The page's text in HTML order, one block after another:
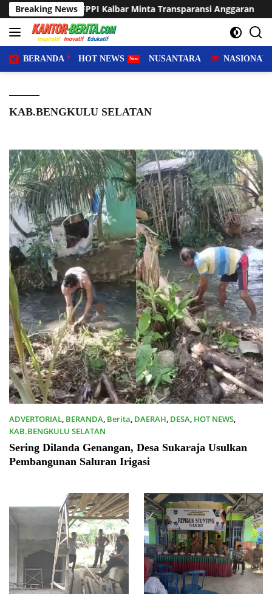
Langsung
ke
konten
Breaking News
Kalbar Minta Transparansi Anggaran Sering Dilanda
BERANDA HOT NEWS NUSANTARA NASIONAL
KAB.BENGKULU SELATAN
ADVERTORIAL, BERANDA, Berita, DAERAH, DESA, HOT NEWS,
KAB.BENGKULU SELATAN
06/07/2026
Sering Dilanda Genangan, Desa Sukaraja Usulkan
Pembangunan Saluran Irigasi